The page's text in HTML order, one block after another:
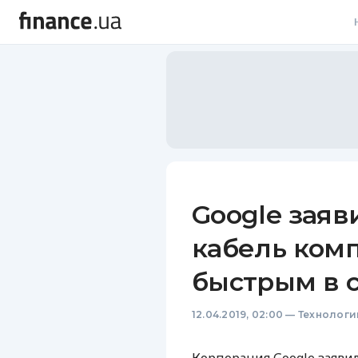
Google
кабель
быстрым в
12.04.2019, 02:00 —